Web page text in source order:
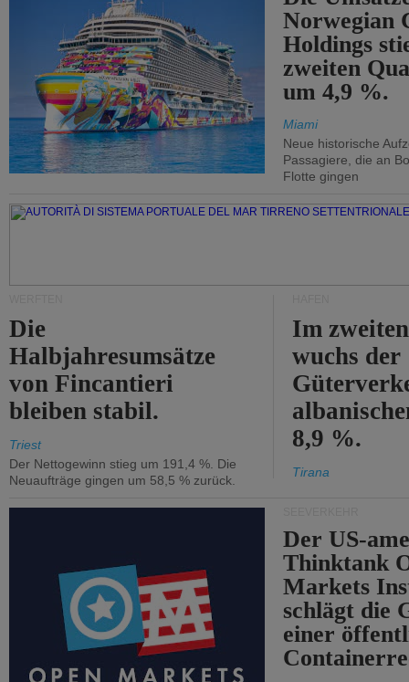
Norwegian
Holdings
zweiten
um 4,9 %.
Miami
Neue historische
Passagiere, die an
Flotte gingen
Die
Halbjahresumsätze
von Fincantieri
bleiben stabil.
Triest
Der Nettogewinn stieg um 191,4 %. Die
Neuaufträge gingen um 58,5 % zurück.
Im
wuchs der
8,9 %.
Tirana
Der US-
Thinktank
Markets
schlägt die
einer